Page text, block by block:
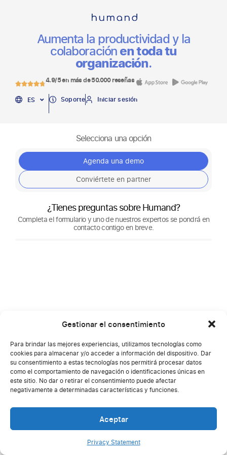
Gestionar el consentimiento
Para brindar las mejores experiencias, utilizamos tecnologías como
cookies para almacenar y/o acceder a información del dispositivo. Dar
su consentimiento a estas tecnologías nos permitirá procesar datos
como el comportamiento de navegación o identificaciones únicas en
este sitio. No dar o retirar el consentimiento puede afectar
negativamente a determinadas características y funciones.
Aceptar
Privacy Statement
Aumenta la productividad y la
colaboraciónen toda tu
organización.
4.9/5 en más de 50.000 reseñas
ES
EN
PT
Soporte Iniciar sesión
Selecciona una opción
Agenda una demo
Conviértete en partner
¿Tienes preguntas sobre Humand?
Completa el formulario y uno de nuestros expertos se pondrá en
contacto contigo en breve.